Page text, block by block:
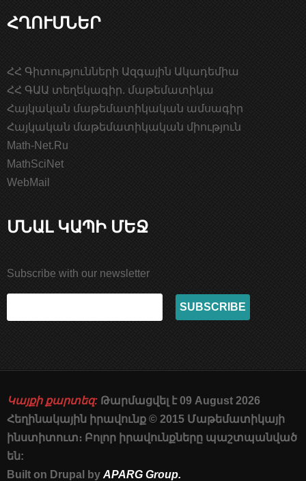
ՀՂՈՒՄՆԵՐ
ՀՀ Գիտությունների Ազգային Ակադեմիա
ՀՀ ԳԱԱ տեղեկագիր. մաթեմատիկա
Հայկական մաթեմատիկական ամսագիր
Հայկական մաթեմատիկական միություն
Math-Net.Ru
MathSciNet
WebMail
ՄՆԱԼ ԿԱՊԻ ՄԵՋ
Subscribe with our newsletter
Կայքի քարտեզ: Թարմացվել է 09 August 2026
Հեղինակային իրավունք © 2015 Մաթեմատիկայի
ինստիտուտ։ Բոլոր իրավունքները պաշտպանված
են:
Built on Drupal by APARG Group.